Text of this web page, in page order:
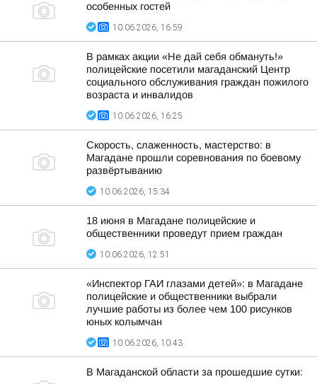
особенных гостей
10.06.2026, 16:59
В рамках акции «Не дай себя обмануть!»
полицейские посетили магаданский Центр
социального обслуживания граждан пожилого
возраста и инвалидов
10.06.2026, 16:25
Скорость, слаженность, мастерство: в
Магадане прошли соревнования по боевому
развёртыванию
10.06.2026, 15:34
18 июня в Магадане полицейские и
общественники проведут прием граждан
10.06.2026, 12:51
«Инспектор ГАИ глазами детей»: в Магадане
полицейские и общественники выбрали
лучшие работы из более чем 100 рисунков
юных колымчан
10.06.2026, 10:43
В Магаданской области за прошедшие сутки: